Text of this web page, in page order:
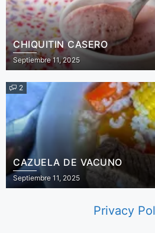
CHIQUITIN CASERO
Septiembre 11, 2025
2
CAZUELA DE VACUNO
Septiembre 11, 2025
Privacy